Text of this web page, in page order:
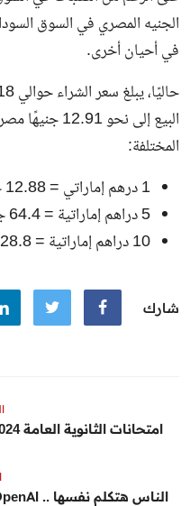
الجنيه المصري في السوق
في أحيان أخرى.
البيع إلى نحو
المختلفة:
1 درهم إماراتي = 12.88 جنيه مصري
5 دراهم إماراتية = 64.4 جنيه مصري
10 دراهم إماراتية = 128.8 جنيه مصري
شارك
امتحانات الثانوية العامة 2024 نموذج امتحان اللغة الإنجليزية